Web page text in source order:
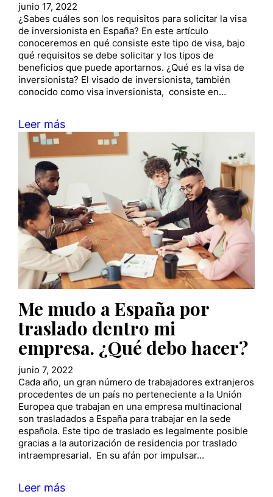
junio 17, 2022
¿Sabes cuáles son los requisitos para solicitar la visa
de inversionista en España? En este artículo
conoceremos en qué consiste este tipo de visa, bajo
qué requisitos se debe solicitar y los tipos de
beneficios que puede aportarnos. ¿Qué es la visa de
inversionista? El visado de inversionista, también
conocido como visa inversionista, consiste en…
Leer más
Me mudo a España por
traslado dentro mi
empresa. ¿Qué debo hacer?
junio 7, 2022
Cada año, un gran número de trabajadores extranjeros
procedentes de un país no perteneciente a la Unión
Europea que trabajan en una empresa multinacional
son trasladados a España para trabajar en la sede
española. Este tipo de traslado es legalmente posible
gracias a la autorización de residencia por traslado
intraempresarial. En su afán por impulsar…
Leer más